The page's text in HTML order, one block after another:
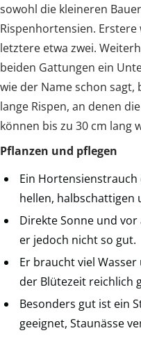
sowohl die kleineren
Rispenhortensien.
letztere etwa zwei.
beiden Gattungen ein
wie der Name schon
lange Rispen, an denen
können bis zu 30 cm lang
Pflanzen und pflegen
Ein
hellen, halbschattigen
Direkte Sonne und
er jedoch nicht so gut.
Er braucht viel
der Blütezeit reichlich
Besonders gut ist ein
geeignet, Staunässe